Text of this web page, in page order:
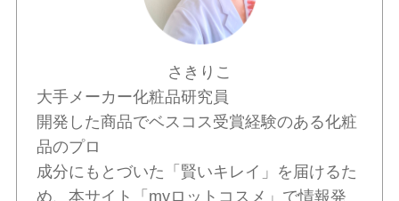
さきりこ
大手メーカー化粧品研究員
開発した商品でベスコス受賞経験のある化粧
品のプロ
成分にもとづいた「賢いキレイ」を届けるた
め、本サイト「myロットコスメ」で情報発